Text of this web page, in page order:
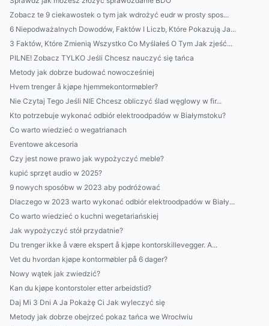
Zobacz te 9 ciekawostek o tym jak wdrożyć eudr w prosty spos...
6 Niepodważalnych Dowodów, Faktów I Liczb, Które Pokazują Ja...
3 Faktów, Które Zmienią Wszystko Co Myślałeś O Tym Jak zjeść...
PILNE! Zobacz TYLKO Jeśli Chcesz nauczyć się tańca
Metody jak dobrze budować nowocześniej
Hvem trenger å kjøpe hjemmekontormøbler?
Nie Czytaj Tego Jeśli NIE Chcesz obliczyć ślad węglowy w fir...
Kto potrzebuje wykonać odbiór elektroodpadów w Białymstoku?
Co warto wiedzieć o wegatrianach
Eventowe akcesoria
Czy jest nowe prawo jak wypożyczyć meble?
kupić sprzęt audio w 2025?
9 nowych sposóbw w 2023 aby podróżować
Dlaczego w 2023 warto wykonać odbiór elektroodpadów w Biały...
Co warto wiedzieć o kuchni wegetariańskiej
Jak wypożyczyć stół przydatnie?
Du trenger ikke å være ekspert å kjøpe kontorskillevegger. A...
Vet du hvordan kjøpe kontormøbler på 6 dager?
Nowy wątek jak zwiedzić?
Kan du kjøpe kontorstoler etter arbeidstid?
Daj Mi 3 Dni A Ja Pokażę Ci Jak wyleczyć się
Metody jak dobrze obejrzeć pokaz tańca we Wrocłwiu